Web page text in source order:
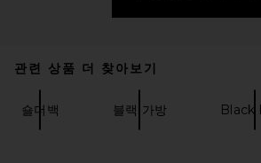
The Suede Dakota Satchel
관련 상품 더 찾아보기
숄더백 블랙 가방 Black